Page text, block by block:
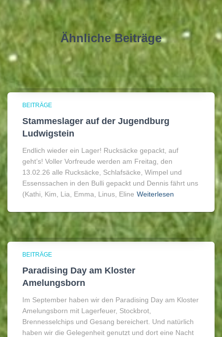
Ähnliche Beiträge
BEITRÄGE
Stammeslager auf der Jugendburg
Ludwigstein
Endlich wieder ein Lager! Rucksäcke gepackt, auf
geht’s! Voller Vorfreude werden am Freitag, den
13.02.26 alle Rucksäcke, Schlafsäcke, Wimpel und
Essenssachen in den Bulli gepackt und Dennis fährt uns
(Kathi, Kim, Lia, Emma, Linus, Eline Weiterlesen
BEITRÄGE
Paradising Day am Kloster
Amelungsborn
Im September haben wir den Paradising Day am Kloster
Amelungsborn mit Lagerfeuer, Stockbrot,
Brennesselchips und Gesang bereichert. Und natürlich
haben wir die Gelegenheit genutzt und dort eine Nacht